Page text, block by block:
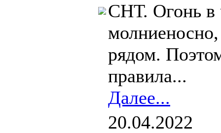
СНТ. Огонь в
молниеносно,
рядом.
правила...
Далее...
20.04.2022